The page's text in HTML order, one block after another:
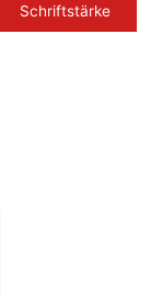
Schriftstärke